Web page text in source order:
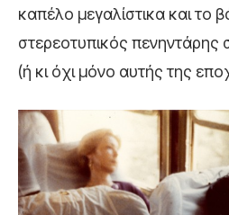
καπέλο μεγαλίστικα και το
στερεοτυπικός πενηντάρης
(ή κι όχι μόνο αυτής της